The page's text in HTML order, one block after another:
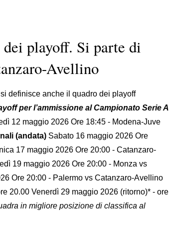
playoff. Si parte di
Avellino
definisce anche il quadro dei playoff
per l’ammissione al Campionato Serie A
12 maggio 2026 Ore 18:45 - Modena-Juve
(andata) Sabato 16 maggio 2026 Ore
17 maggio 2026 Ore 20:00 - Catanzaro-
19 maggio 2026 Ore 20:00 - Monza vs
Ore 20:00 - Palermo vs Catanzaro-Avellino
20.00 Venerdì 29 maggio 2026 (ritorno)* - ore
in migliore posizione di classifica al